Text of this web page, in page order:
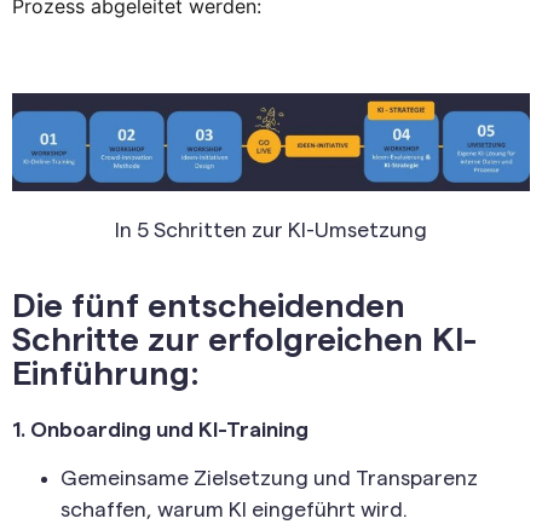
Prozess abgeleitet werden:
In 5 Schritten zur KI-Umsetzung
Die fünf entscheidenden
Schritte zur erfolgreichen KI-
Einführung:
1. Onboarding und KI-Training
Gemeinsame Zielsetzung und Transparenz
schaffen, warum KI eingeführt wird.